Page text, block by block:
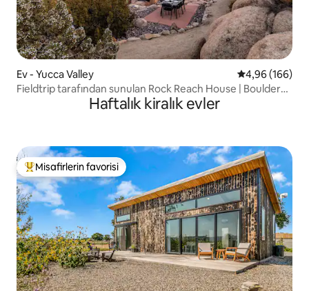
Ev - Yucca Valley 5 üzerinden
4,96 (166)
Fieldtrip tarafından sunulan Rock Reach House | Boulders
Haftalık kiralık evler
Misafirlerin favorilerinden en beğenilenler arasında
Misafirlerin favorisi